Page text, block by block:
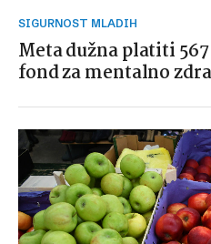
SIGURNOST MLADIH
Meta dužna platiti
fond za mentalno